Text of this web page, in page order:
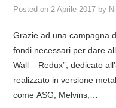
DELL’ALBA
Posted on2 Aprile 2017 by
Grazie ad una campagna
fondi necessari per dare
Wall – Redux”, dedicato
realizzato in versione
come ASG, Melvins,…